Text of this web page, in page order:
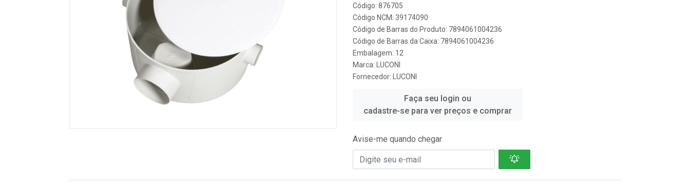
Código: 876705
Código NCM: 39174090
Código de Barras do Produto: 7894061004236
Código de Barras da Caixa: 7894061004236
Embalagem: 12
Marca:
LUCONI
Fornecedor:
LUCONI
Faça seu login ou
cadastre-se para ver preços e comprar
Avise-me quando chegar